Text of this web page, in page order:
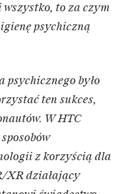
to za czym
psychiczną
psychicznego było
ten sukces,
W HTC
z korzyścią dla
XR działający